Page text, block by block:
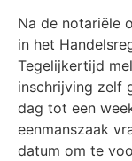
Na de notariële
in het
Tegelijkertijd
inschrijving zelf
dag tot een
eenmanszaak
datum om te